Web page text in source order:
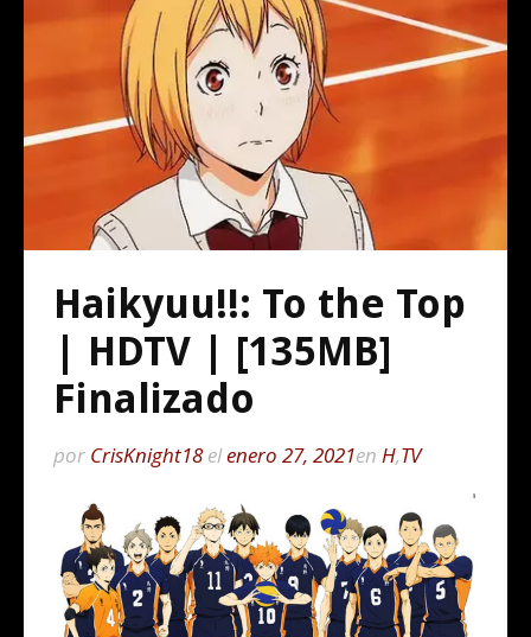
Haikyuu!!: To the Top
| HDTV | [135MB]
Finalizado
por CrisKnight18elenero 27, 2021en H,TV